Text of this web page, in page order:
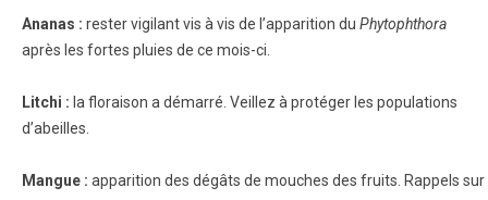
Ananas : rester vigilant vis à vis de l’apparition du Phytophthora
après les fortes pluies de ce mois-ci.
Litchi : la floraison a démarré. Veillez à protéger les populations
d’abeilles.
Mangue : apparition des dégâts de mouches des fruits. Rappels sur